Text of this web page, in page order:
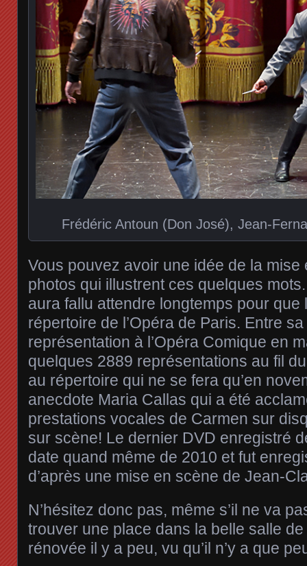
Frédéric Antoun (Don José), Jean-
Vous pouvez avoir une idée de la
photos qui illustrent ces quelques
aura fallu attendre longtemps pour que
répertoire de l’Opéra de Paris. Entre
représentation à l’Opéra Comique en
quelques 2889 représentations au fil
au répertoire qui ne se fera qu’en
anecdote Maria Callas qui a été
prestations vocales de Carmen sur
sur scène! Le dernier DVD enregistré
date quand même de 2010 et fut
d’après une mise en scène de Jean-
N’hésitez donc pas, même s’il ne va
trouver une place dans la belle salle
rénovée il y a peu, vu qu’il n’y a que